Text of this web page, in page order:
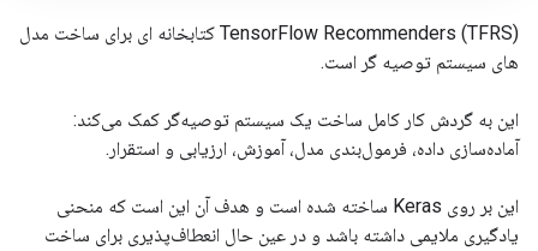
TensorFlow Recommenders (TFRS) کتابخانه ای برای ساخت مدل
های سیستم توصیه گر است.
این به گردش کار کامل ساخت یک سیستم توصیه‌گر کمک می‌کند:
آماده‌سازی داده، فرمول‌بندی مدل، آموزش، ارزیابی و استقرار.
این بر روی Keras ساخته شده است و هدف آن این است که منحنی
یادگیری ملایمی داشته باشد و در عین حال انعطاف‌پذیری برای ساخت